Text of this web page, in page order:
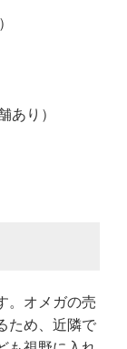
あり）
。オメガの売
ため、近隣で